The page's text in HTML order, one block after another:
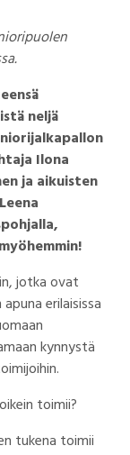
neljä
Ilona
ja aikuisten
jotka ovat
erilaisissa
kynnystä
toimii?
tukena toimii